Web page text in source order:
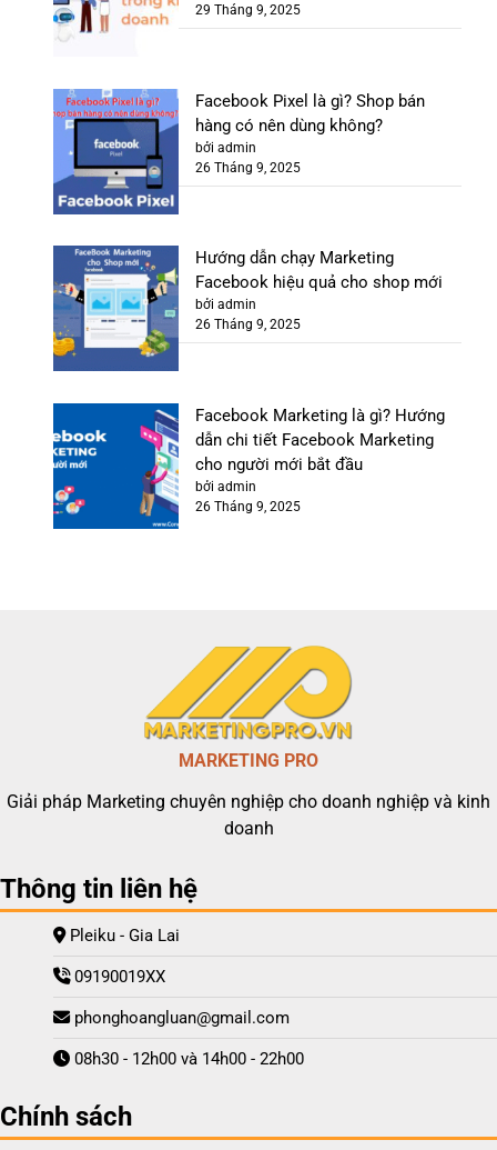
29 Tháng 9, 2025
Facebook Pixel là gì? Shop bán
hàng có nên dùng không?
bởi admin
26 Tháng 9, 2025
Hướng dẫn chạy Marketing
Facebook hiệu quả cho shop mới
bởi admin
26 Tháng 9, 2025
Facebook Marketing là gì? Hướng
dẫn chi tiết Facebook Marketing
cho người mới bắt đầu
bởi admin
26 Tháng 9, 2025
MARKETING PRO
Giải pháp Marketing chuyên nghiệp cho doanh nghiệp và kinh
doanh
Thông tin liên hệ
Pleiku - Gia Lai
09190019XX
phonghoangluan@gmail.com
08h30 - 12h00 và 14h00 - 22h00
Chính sách